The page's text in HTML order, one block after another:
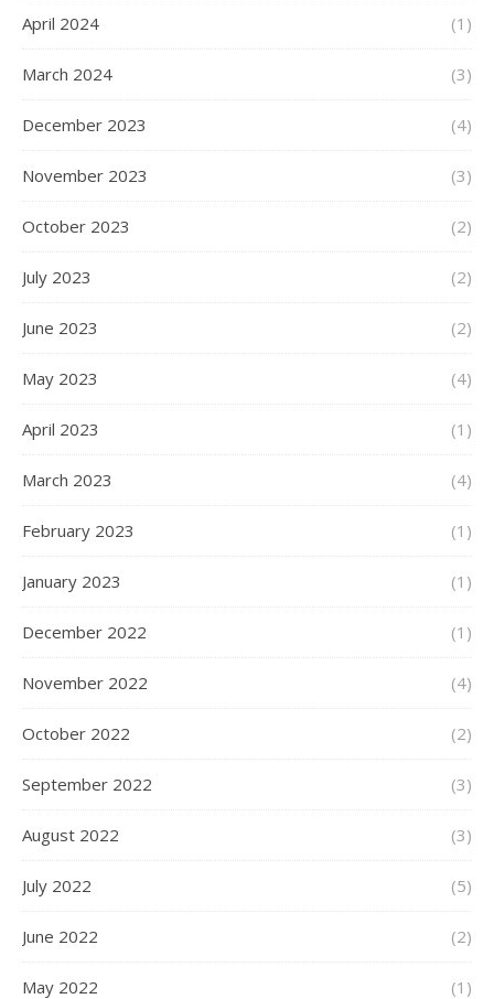
April 2024 (1)
March 2024 (3)
December 2023 (4)
November 2023 (3)
October 2023 (2)
July 2023 (2)
June 2023 (2)
May 2023 (4)
April 2023 (1)
March 2023 (4)
February 2023 (1)
January 2023 (1)
December 2022 (1)
November 2022 (4)
October 2022 (2)
September 2022 (3)
August 2022 (3)
July 2022 (5)
June 2022 (2)
May 2022 (1)